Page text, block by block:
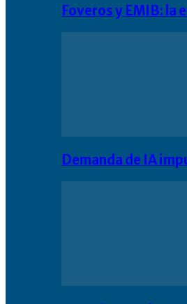
Foveros y EMIB:
Demanda de IA